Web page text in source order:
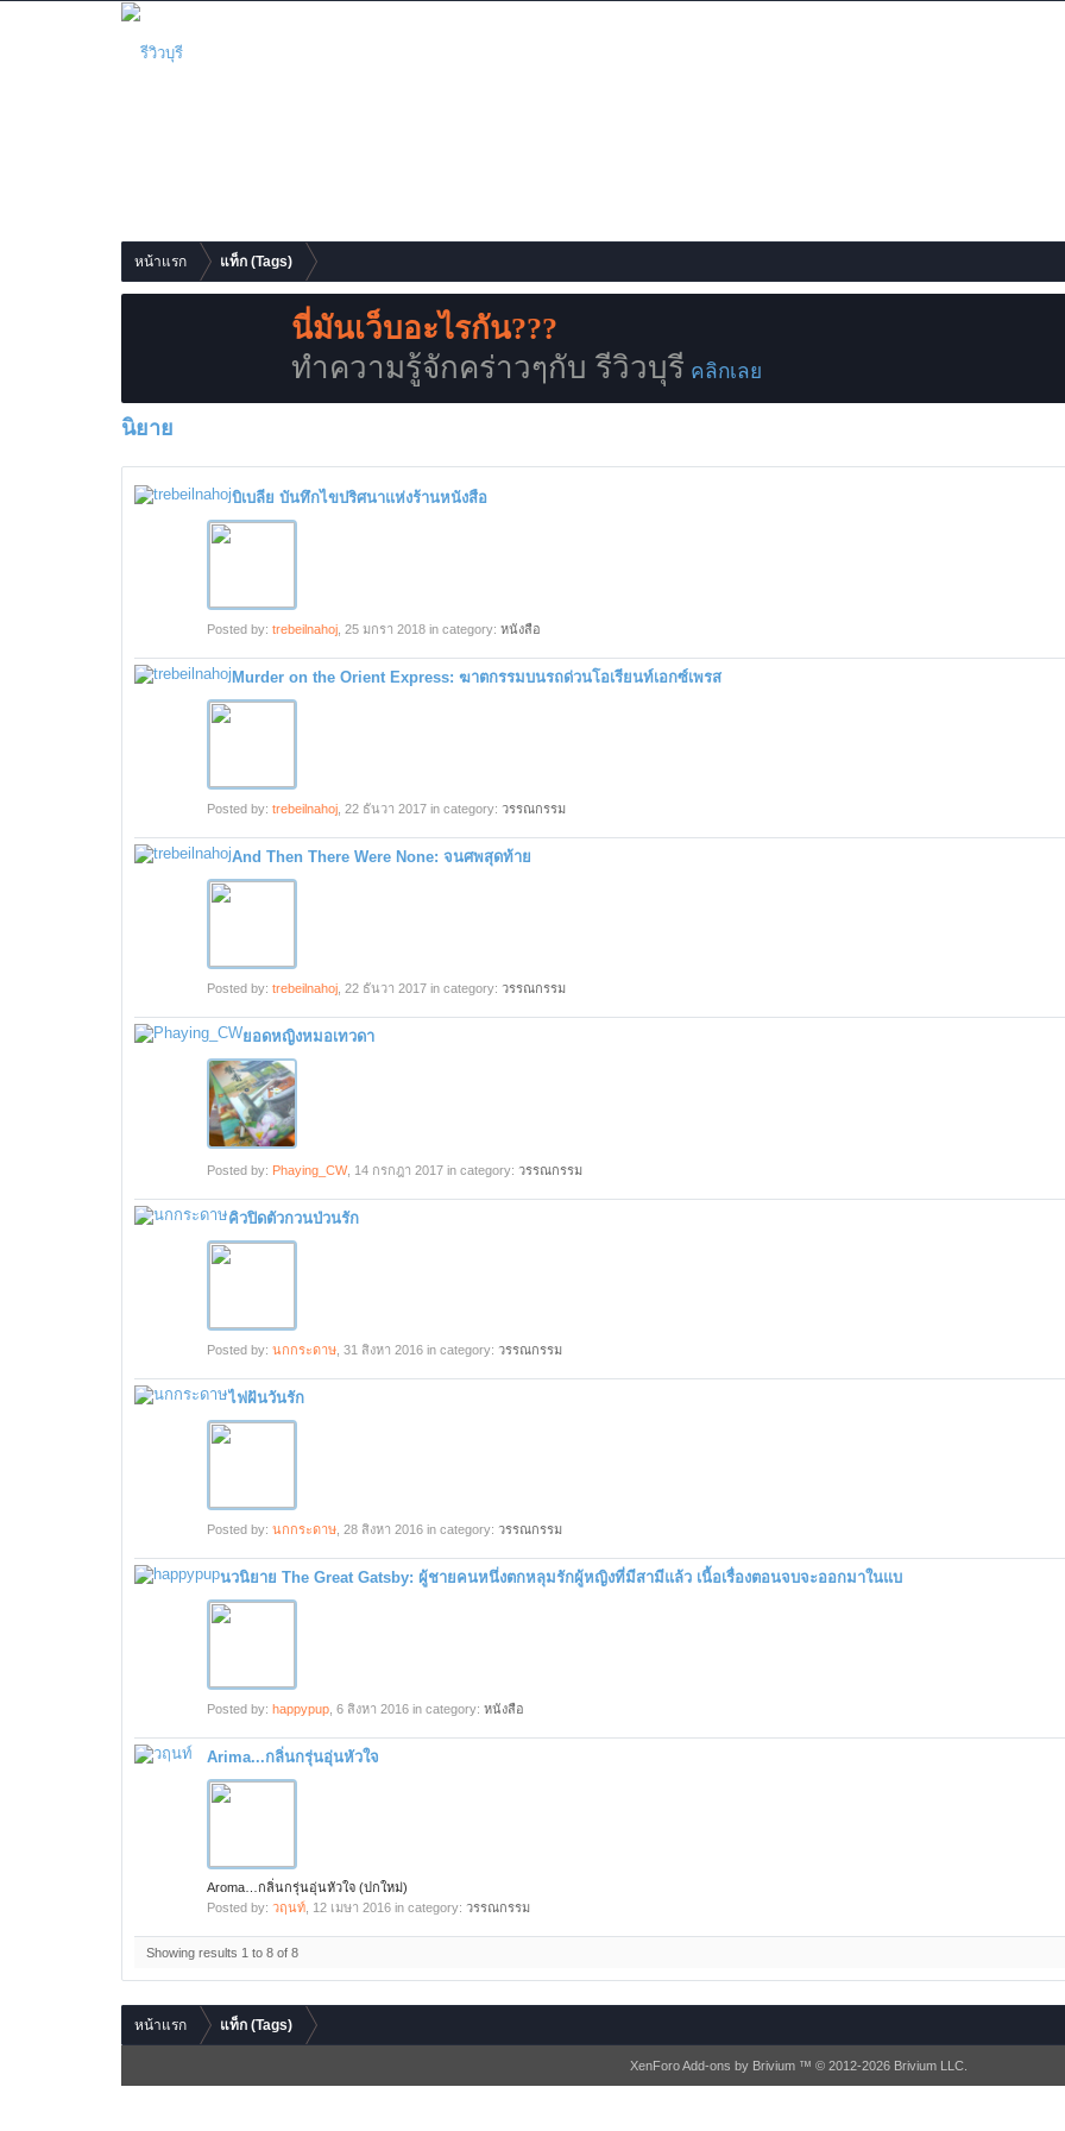
หน้าแรก แท็ก (Tags)
นี่มันเว็บอะไรกัน???
ทำความรู้จักคร่าวๆกับ รีวิวบุรี คลิกเลย
นิยาย
บิเบลีย บันทึกไขปริศนาแห่งร้านหนังสือ
Posted by: trebeilnahoj 25 มกรา 2018 in category: หนังสือ
Murder on the Orient Express: ฆาตกรรมบนรถด่วนโอเรียนท์เอกซ์เพรส
Posted by: trebeilnahoj 22 ธันวา 2017 in category: วรรณกรรม
And Then There Were None: จนศพสุดท้าย
Posted by: trebeilnahoj 22 ธันวา 2017 in category: วรรณกรรม
ยอดหญิงหมอเทวดา
Posted by: Phaying_CW, 14 กรกฎา 2017 in category: วรรณกรรม
คิวปิดตัวกวนป่วนรัก
Posted by: นกกระดาษ 31 สิงหา 2016 in category: วรรณกรรม
ไฟฝันวันรัก
Posted by: นกกระดาษ 28 สิงหา 2016 in category: วรรณกรรม
นวนิยาย The Great Gatsby: ผู้ชายคนหนึ่งตกหลุมรักผู้หญิงที่มีสามีแล้ว เนื้อเรื่องตอนจบจะออกมาในแบ
Posted by: happypup 6 สิงหา 2016 in category: หนังสือ
Arima...กลิ่นกรุ่นอุ่นหัวใจ
Aroma…กลิ่นกรุ่นอุ่นหัวใจ (ปกใหม่)
Posted by: วฤนท์ 12 เมษา 2016 in category: วรรณกรรม
Showing results 1 to 8 of 8
หน้าแรก แท็ก (Tags)
XenForo Add-ons by Brivium ™ © 2012-2026 Brivium LLC.